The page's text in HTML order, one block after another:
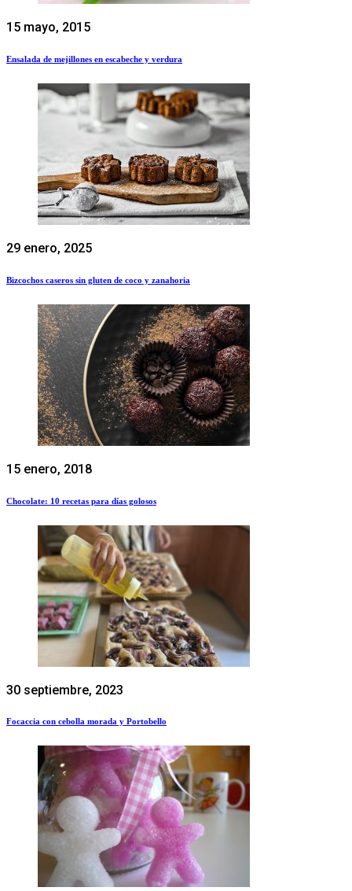
15 mayo, 2015
Ensalada de mejillones en escabeche y verdura
29 enero, 2025
Bizcochos caseros sin gluten de coco y zanahoria
15 enero, 2018
Chocolate: 10 recetas para días golosos
30 septiembre, 2023
Focaccia con cebolla morada y Portobello